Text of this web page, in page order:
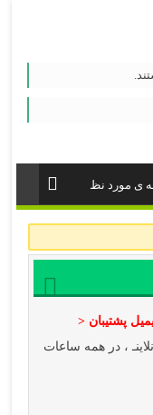
پشتیبان <
، در همه ساعات